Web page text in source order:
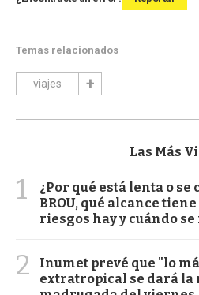
Temas relacionados
viajes
Las Más
1
¿Por qué está lenta o
BROU, qué alcance
riesgos hay y cuándo
2
Inumet prevé que "lo
extratropical se dará la